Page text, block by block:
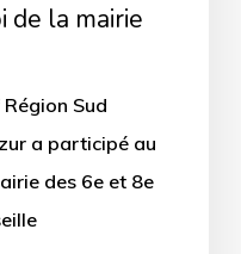
de la mairie
Sud
a participé au
des 6e et 8e